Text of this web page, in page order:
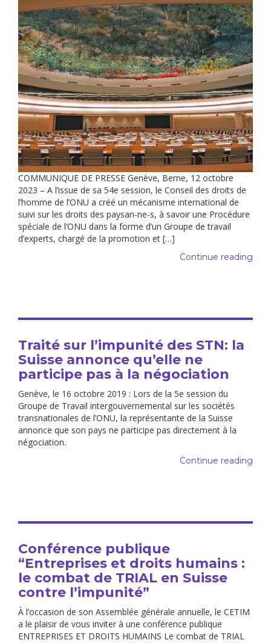
COMMUNIQUE DE PRESSE Genève, Berne, 12 octobre
2023 – A l’issue de sa 54e session, le Conseil des droits de
l’homme de l’ONU a créé un mécanisme international de
suivi sur les droits des paysan-ne-s, à savoir une Procédure
spéciale de l’ONU dans la forme d’un Groupe de travail
d’experts, chargé de la promotion et […]
Continue reading
Traité sur l’impunité des STN: la
Suisse annonce qu’elle ne
participe pas à la négociation
Genève, le 16 octobre 2019 : Lors de la 5e session du
Groupe de Travail intergouvernemental sur les sociétés
transnationales de l’ONU, la représentante de la Suisse
annonce que son pays ne participe pas directement à la
négociation.
Continue reading
Conférence publique
“Entreprises et droits humains :
le combat de TRIAL en Suisse
contre l’impunité”
À l’occasion de son Assemblée générale annuelle, le CETIM
a le plaisir de vous inviter à une conférence publique
ENTREPRISES ET DROITS HUMAINS Le combat de TRIAL